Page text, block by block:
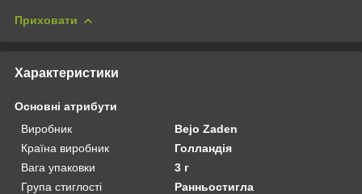
Приховати
Характеристики
Основні атрибути
Виробник
Bejo Zaden
Країна виробник
Голландія
Вага упаковки
3 г
Група стиглості
Ранньостигла